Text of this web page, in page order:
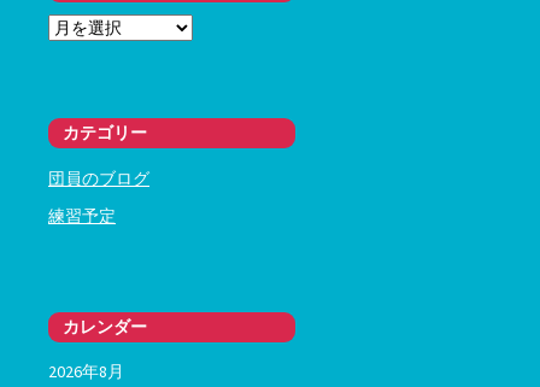
ア
ブ カテゴリー
団員のブログ
練習予定
カレンダー
2026年8月